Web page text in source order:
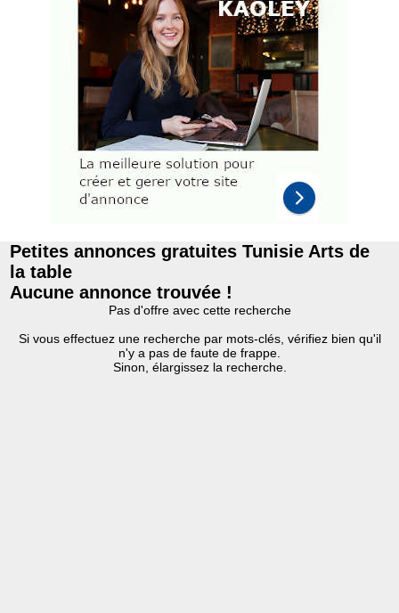
Petites annonces gratuites Tunisie Arts de
la table
Aucune annonce trouvée !
Pas d'offre avec cette recherche
Si vous effectuez une recherche par mots-clés, vérifiez bien qu'il
n'y a pas de faute de frappe.
Sinon, élargissez la recherche.